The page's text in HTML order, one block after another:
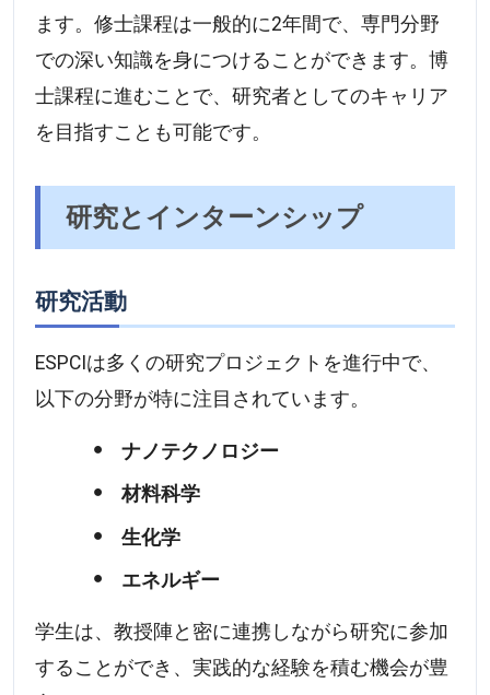
ます。修士課程は一般的に2年間で、専門分野
での深い知識を身につけることができます。博
士課程に進むことで、研究者としてのキャリア
を目指すことも可能です。
研究とインターンシップ
研究活動
ESPCIは多くの研究プロジェクトを進行中で、
以下の分野が特に注目されています。
ナノテクノロジー
材料科学
生化学
エネルギー
学生は、教授陣と密に連携しながら研究に参加
することができ、実践的な経験を積む機会が豊